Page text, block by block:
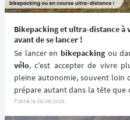
Bikepacking et ultra-distance à
avant de se lancer !
Se lancer en bikepacking ou
vélo, c'est accepter de vivre
pleine autonomie, souvent loin
prépare autant dans la tête que
bien avant le départ. Voici les
discipline avec les meilleures
Publié le26/06/2026